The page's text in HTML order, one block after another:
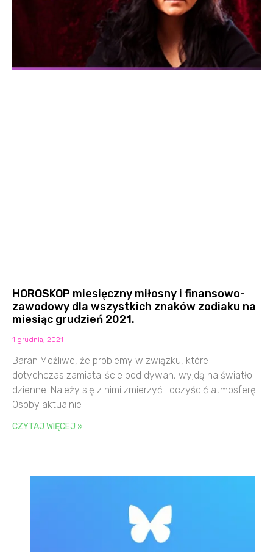
HOROSKOP miesięczny miłosny i finansowo-
zawodowy dla wszystkich znaków zodiaku na
miesiąc grudzień 2021.
1 grudnia, 2021
Baran Możliwe, że problemy w związku, które
dotychczas zamiataliście pod dywan, wyjdą na światło
dzienne. Należy się z nimi zmierzyć i oczyścić atmosferę.
Osoby aktualnie
CZYTAJ WIĘCEJ »